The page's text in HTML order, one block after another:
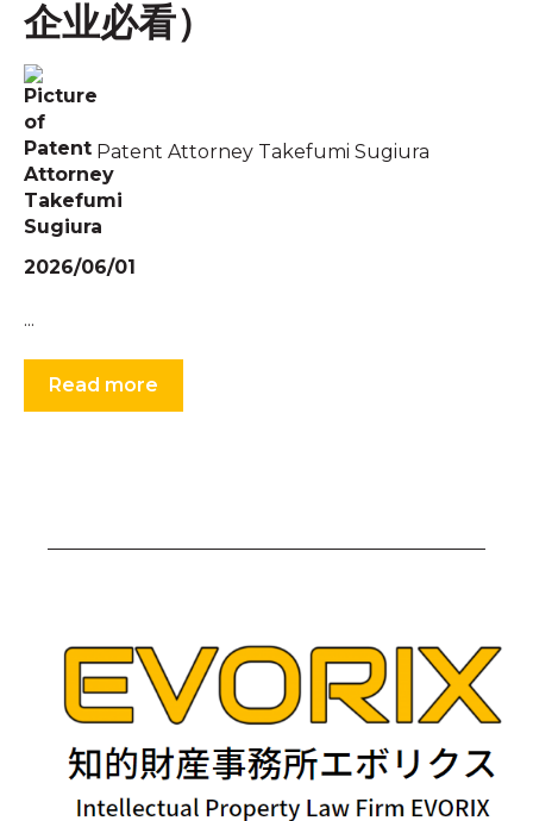
企业必看）
Patent Attorney Takefumi Sugiura
2026/06/01
...
Read more